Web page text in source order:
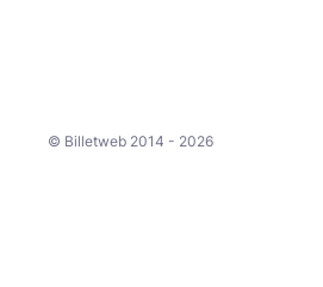
© Billetweb 2014 - 2026